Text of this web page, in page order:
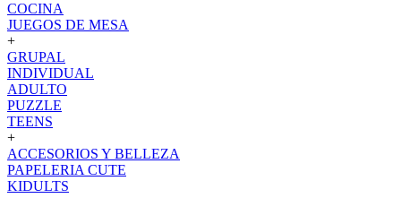
COCINA
JUEGOS DE MESA
+
GRUPAL
INDIVIDUAL
ADULTO
PUZZLE
TEENS
+
ACCESORIOS Y BELLEZA
PAPELERIA CUTE
KIDULTS